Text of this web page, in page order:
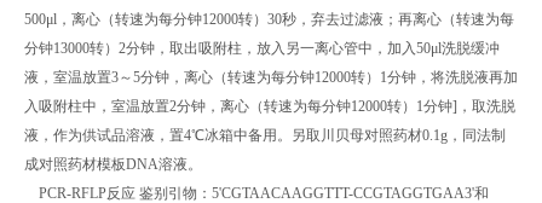
500μl，离心（转速为每分钟12000转）30秒，弃去过滤液；再离心（转速为每
分钟13000转）2分钟，取出吸附柱，放入另一离心管中，加入50μl洗脱缓冲
液，室温放置3～5分钟，离心（转速为每分钟12000转）1分钟，将洗脱液再加
入吸附柱中，室温放置2分钟，离心（转速为每分钟12000转）1分钟]，取洗脱
液，作为供试品溶液，置4℃冰箱中备用。另取川贝母对照药材0.1g，同法制
成对照药材模板DNA溶液。
PCR-RFLP反应 鉴别引物：5'CGTAACAAGGTTT-CCGTAGGTGAA3'和